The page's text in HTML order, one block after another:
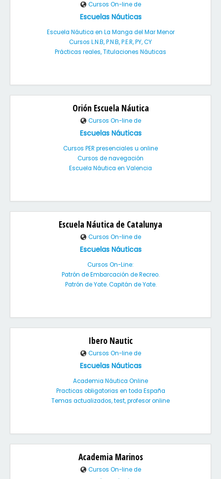
Cursos On-line de
Escuelas Náuticas
Escuela Náutica en La Manga del Mar Menor
Cursos L.N.B, P.N.B, P.E.R, PY, CY
Prácticas reales, Titulaciones Náuticas
Orión Escuela Náutica
Cursos On-line de
Escuelas Náuticas
Cursos PER presenciales u online
Cursos de navegación
Escuela Náutica en Valencia
Escuela Náutica de Catalunya
Cursos On-line de
Escuelas Náuticas
Cursos On-Line:
Patrón de Embarcación de Recreo.
Patrón de Yate. Capitán de Yate.
Ibero Nautic
Cursos On-line de
Escuelas Náuticas
Academia Náutica Online
Practicas obligatorias en toda España
Temas actualizados, test, profesor online
Academia Marinos
Cursos On-line de